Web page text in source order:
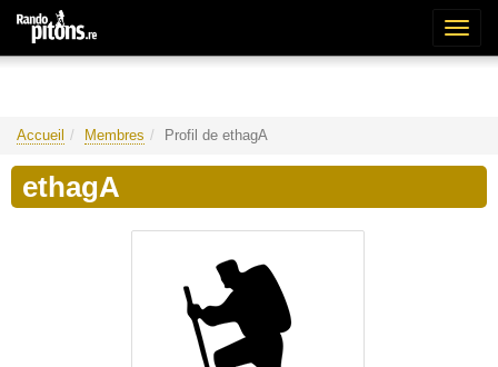
Accueil Membres Profil de ethagA
ethagA